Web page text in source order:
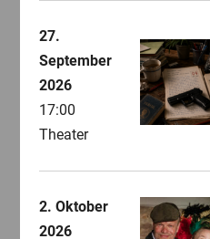
27.
September
2026
17:00
Theater
2. Oktober
2026